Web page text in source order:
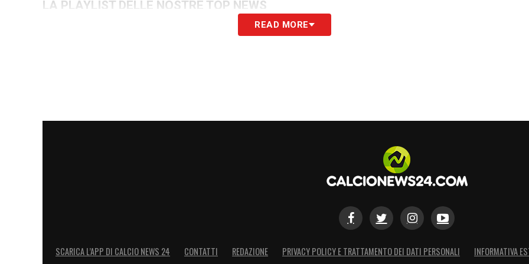
LA PLAYLIST DELLE NOSTRE TOP NEWS
READ MORE
SCARICA L’APP DI CALCIO NEWS 24 CONTATTI REDAZIONE PRIVACY POLICY E TRATTAMENTO DEI DATI PERSONALI INFORMATIVA